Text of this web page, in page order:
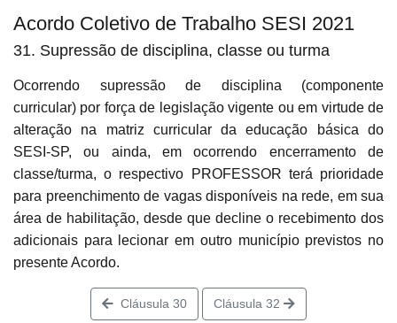
Acordo Coletivo de Trabalho SESI 2021
31. Supressão de disciplina, classe ou turma
Ocorrendo supressão de disciplina (componente
curricular) por força de legislação vigente ou em virtude de
alteração na matriz curricular da educação básica do
SESI-SP, ou ainda, em ocorrendo encerramento de
classe/turma, o respectivo PROFESSOR terá prioridade
para preenchimento de vagas disponíveis na rede, em sua
área de habilitação, desde que decline o recebimento dos
adicionais para lecionar em outro município previstos no
presente Acordo.
Cláusula 30 Cláusula 32